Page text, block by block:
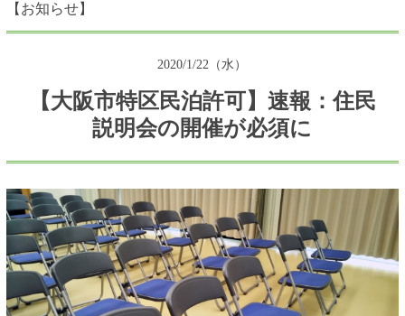
【お知らせ】
2020/1/22（水）
【大阪市特区民泊許可】速報：住民
説明会の開催が必須に